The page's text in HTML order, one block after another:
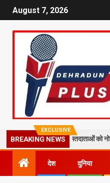
August 7, 2026
EXCLUSIVE
BREAKING NEWS
19 लाख मतदाताओं को नोटिस, कांग्रेस
देश दुनिया